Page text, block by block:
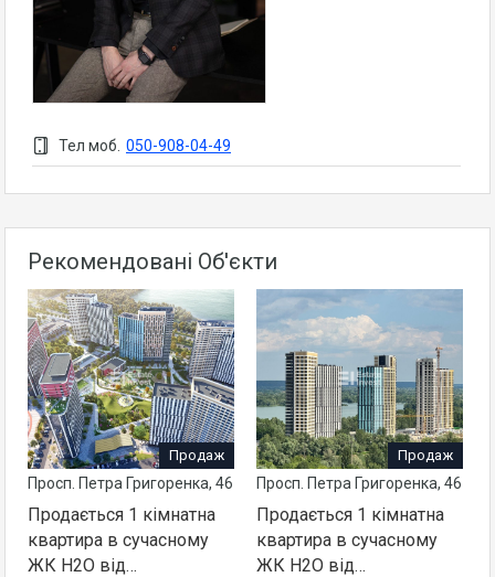
Тел моб. 050-908-04-49
Рекомендовані Об'єкти
Продаж
Просп. Петра Григоренка, 46
Продається 1 кімнатна
квартира в сучасному
ЖК H2O від…
Продаж
Просп. Петра Григоренка, 46
Продається 1 кімнатна
квартира в сучасному
ЖК H2O від…